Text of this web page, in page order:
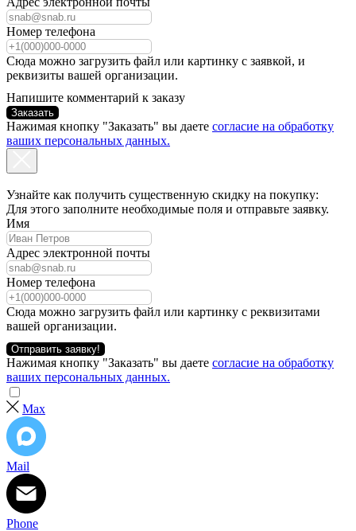
Номер телефона
Сюда можно загрузить файл или картинку с заявкой, и
реквизиты вашей организации.
Напишите комментарий к заказу
Заказать
Нажимая кнопку "Заказать" вы даете согласие на обработку
ваших персональных данных.
Узнайте как получить существенную скидку на покупку:
Для этого заполните необходимые поля и отправьте заявку.
Имя
Адрес электронной почты
Номер телефона
Сюда можно загрузить файл или картинку с реквизитами
вашей организации.
Отправить заявку!
Нажимая кнопку "Заказать" вы даете согласие на обработку
ваших персональных данных.
Max
Mail
Phone